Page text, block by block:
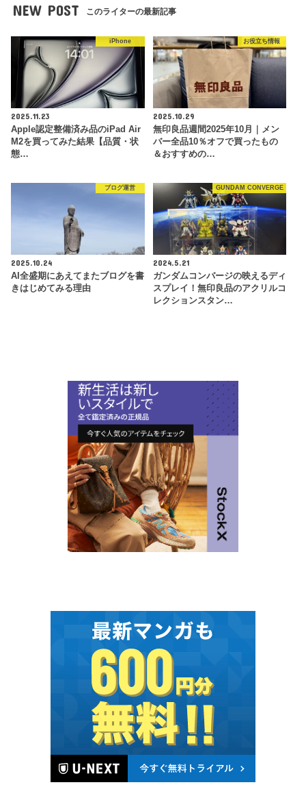
NEW POST このライターの最新記事
iPhone
2025.11.23
Apple認定整備済み品のiPad Air
M2を買ってみた結果【品質・状
態…
お役立ち情報
2025.10.29
無印良品週間2025年10月｜メン
バー全品10％オフで買ったもの
＆おすすめの…
ブログ運営
2025.10.24
AI全盛期にあえてまたブログを書
きはじめてみる理由
GUNDAM CONVERGE
2024.5.21
ガンダムコンバージの映えるディ
スプレイ！無印良品のアクリルコ
レクションスタン…